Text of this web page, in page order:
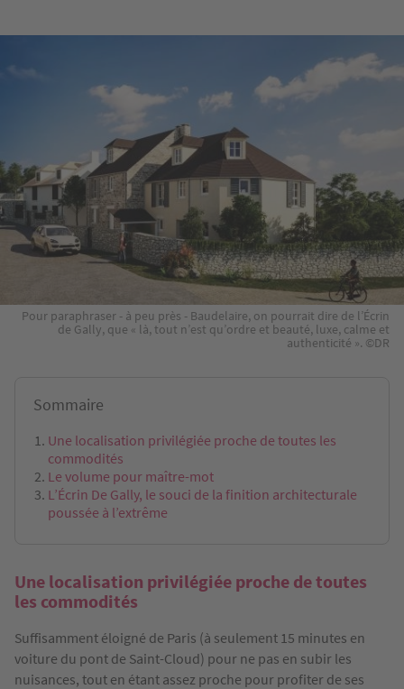
Pour paraphraser - à peu près - Baudelaire, on pourrait dire de l’Écrin
de Gally, que « là, tout n’est qu’ordre et beauté, luxe, calme et
authenticité ». ©DR
Sommaire
Une localisation privilégiée proche de toutes les
commodités
Le volume pour maître-mot
L’Écrin De Gally, le souci de la finition architecturale
poussée à l’extrême
Une localisation privilégiée proche de toutes
les commodités
Suffisamment éloigné de Paris (à seulement 15 minutes en
voiture du pont de Saint-Cloud) pour ne pas en subir les
nuisances, tout en étant assez proche pour profiter de ses